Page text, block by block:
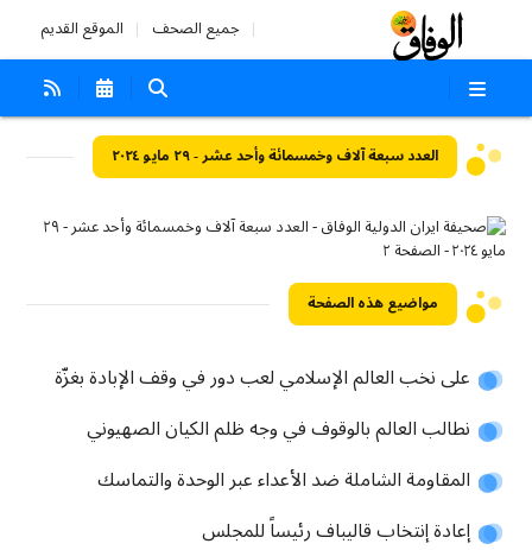
جميع الصحف الموقع القديم
العدد سبعة آلاف وخمسمائة وأحد عشر - ٢٩ مايو ٢٠٢٤
مواضيع هذه الصفحة
على نخب العالم الإسلامي لعب دور في وقف الإبادة بغزّة
نطالب العالم بالوقوف في وجه ظلم الكيان الصهيوني
المقاومة الشاملة ضد الأعداء عبر الوحدة والتماسك
إعادة إنتخاب قاليباف رئيساً للمجلس